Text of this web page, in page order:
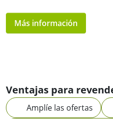
Más información
Ventajas para
Amplíe las ofertas